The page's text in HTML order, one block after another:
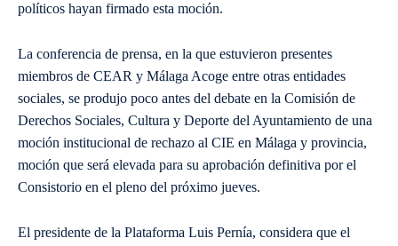
políticos hayan firmado esta moción.
La conferencia de prensa, en la que estuvieron presentes
miembros de CEAR y Málaga Acoge entre otras entidades
sociales, se produjo poco antes del debate en la Comisión de
Derechos Sociales, Cultura y Deporte del Ayuntamiento de una
moción institucional de rechazo al CIE en Málaga y provincia,
moción que será elevada para su aprobación definitiva por el
Consistorio en el pleno del próximo jueves.
El presidente de la Plataforma Luis Pernía, considera que el